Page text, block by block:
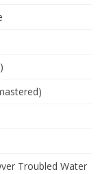
Troubled Water